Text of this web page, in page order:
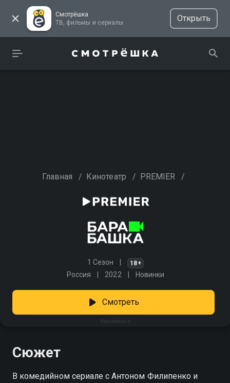
Смотрёшка
ТВ, фильмы и сериалы
Открыть
Главная / Кинотеатр / PREMIER /
1 Сезон 18+
Россия 2022 Новинки
Барабашка
Смотреть
Сюжет
В комедийном сериале с Антоном Филипенко и